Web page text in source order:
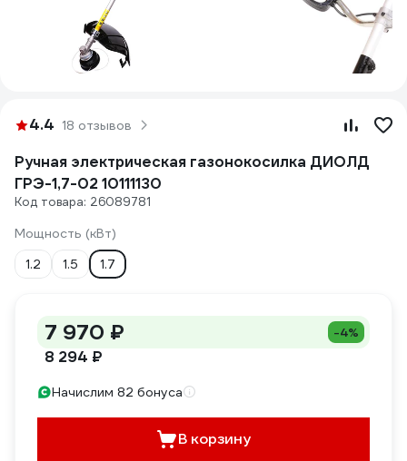
4.4 18 отзывов
Ручная электрическая газонокосилка ДИОЛД
ГРЭ-1,7-02 10111130
Код товара: 26089781
Мощность (кВт)
1.2
1.5 1.7
7 970 ₽ -4%
8 294 ₽
Начислим 82 бонуса
В корзину